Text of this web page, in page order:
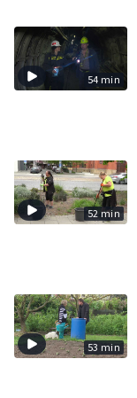
54 min
52 min
53 min